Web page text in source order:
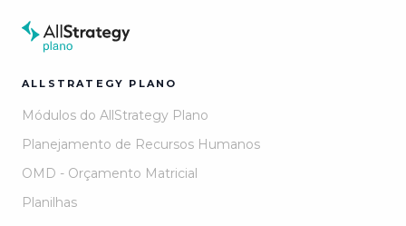
ALLSTRATEGY PLANO
Módulos do AllStrategy Plano
Planejamento de Recursos Humanos
OMD - Orçamento Matricial
Planilhas